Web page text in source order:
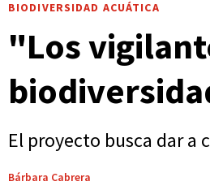
BIODIVERSIDAD ACUÁTICA
"Los
El proyecto busca dar a
Bárbara Cabrera